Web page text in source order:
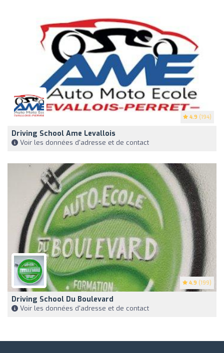
4.9 (194)
Driving School Ame Levallois
Voir les données d'adresse et de contact
4.9 (199)
Driving School Du Boulevard
Voir les données d'adresse et de contact